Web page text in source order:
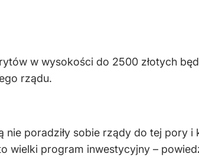
w wysokości do 2500 złotych
rządu.
poradziły sobie rządy do tej pory i
wielki program inwestycyjny –